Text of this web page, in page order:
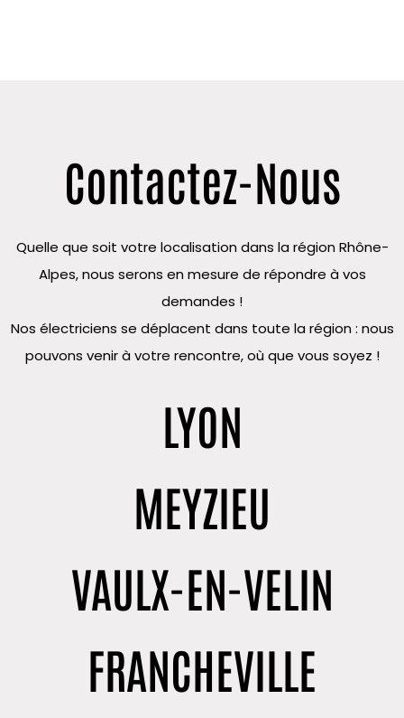
Contactez-Nous
Quelle que soit votre localisation dans la région Rhône-
Alpes, nous serons en mesure de répondre à vos
demandes !
Nos électriciens se déplacent dans toute la région : nous
pouvons venir à votre rencontre, où que vous soyez !
LYON
MEYZIEU
VAULX-EN-VELIN
FRANCHEVILLE